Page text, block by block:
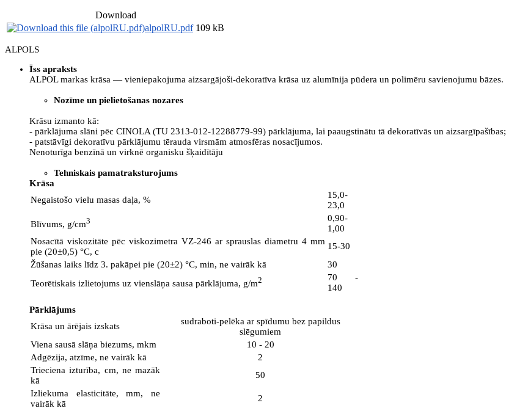
Download
alpolRU.pdf 109 kB
ALPOLS
Īss apraksts
ALPOL markas krāsa — vieniepakojuma aizsargājoši-dekoratīva krāsa uz alumīnija pūdera un polimēru savienojumu bāzes.
Nozīme un pielietošanas nozares
Krāsu izmanto kā:
- pārklājuma slāni pēc CINOLA (TU 2313-012-12288779-99) pārklājuma, lai paaugstinātu tā dekoratīvās un aizsargīpašības;
- patstāvīgi dekoratīvu pārklājumu tērauda virsmām atmosfēras nosacījumos.
Nenoturīga benzīnā un virknē organisku šķaidītāju
Tehniskais pamatraksturojums
Krāsa
Negaistošo vielu masas daļa, %
15,0-
23,0
Blīvums, g/cm3
0,90-
1,00
Nosacītā viskozitāte pēc viskozimetra VZ-246 ar sprauslas diametru 4 mm
pie (20±0,5) °C, c
15-30
Žūšanas laiks līdz 3. pakāpei pie (20±2) °C, min, ne vairāk kā
30
Teorētiskais izlietojums uz vienslāņa sausa pārklājuma, g/m2
70 -
140
Pārklājums
Krāsa un ārējais izskats
sudraboti-pelēka ar spīdumu bez papildus
slēgumiem
Viena sausā slāņa biezums, mkm
10 - 20
Adgēzija, atzīme, ne vairāk kā
2
Trieciena izturība, cm, ne mazāk
kā
50
Izliekuma elasticitāte, mm, ne
vairāk kā
2